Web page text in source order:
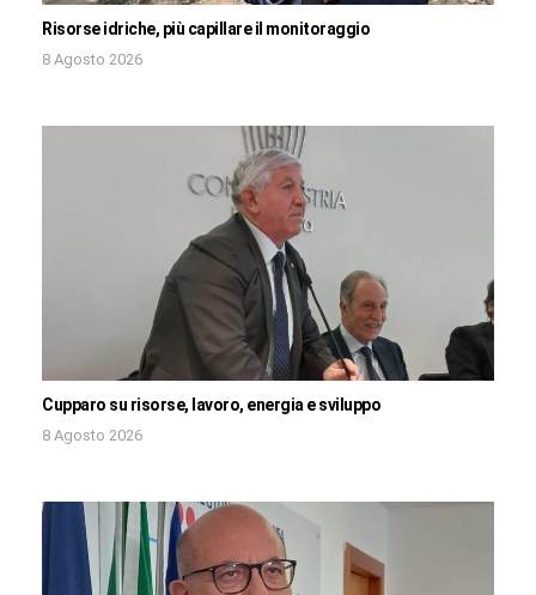
Risorse idriche, più capillare il monitoraggio
8 Agosto 2026
Cupparo su risorse, lavoro, energia e sviluppo
8 Agosto 2026